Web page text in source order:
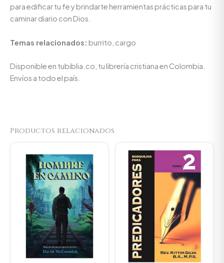
para edificar tu fe y brindarte herramientas prácticas para tu
caminar diario con Dios.
Temas relacionados: burrito, cargo
Disponible en tubiblia.co, tu librería cristiana en Colombia.
Envíos a todo el país.
Productos relacionados
price
was:
$66.000.
Current
price
is:
$62.700.
was:
$89.900.
Current
price
is: